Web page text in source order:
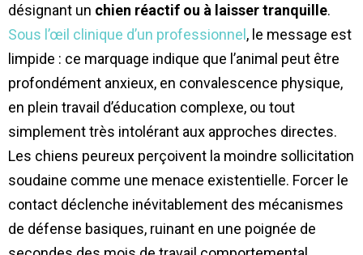
désignant un chien réactif ou à laisser tranquille.
Sous l’œil clinique d’un professionnel, le message est
limpide : ce marquage indique que l’animal peut être
profondément anxieux, en convalescence physique,
en plein travail d’éducation complexe, ou tout
simplement très intolérant aux approches directes.
Les chiens peureux perçoivent la moindre sollicitation
soudaine comme une menace existentielle. Forcer le
contact déclenche inévitablement des mécanismes
de défense basiques, ruinant en une poignée de